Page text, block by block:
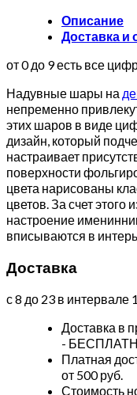
Описание
Доставка и
от 0 до 9 есть все
Надувные шары на
непременно
этих шаров в виде
дизайн, который
настраивает
поверхности
цвета нарисованы
цветов. За счет
настроение
вписываются в
Доставка
с 8 до 23 в интервале
Доставка в
-
Платная
от 500 руб.
Стоимость